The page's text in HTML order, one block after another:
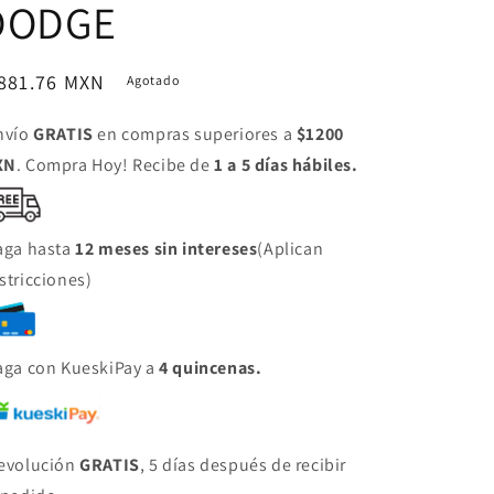
MXN Agotado
GRATISen compras superiores a $1200
. Compra Hoy! Recibe de1 a 5 días hábiles.
hasta12 meses sin intereses(Aplican
con KueskiPay a4 quincenas.
GRATIS, 5 días después de recibir